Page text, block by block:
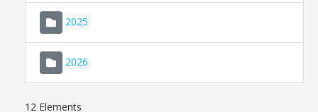
2025
2026
12 Elements